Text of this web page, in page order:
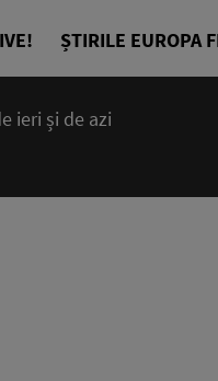
ȘTIRILE EUROPA
ieri și de azi